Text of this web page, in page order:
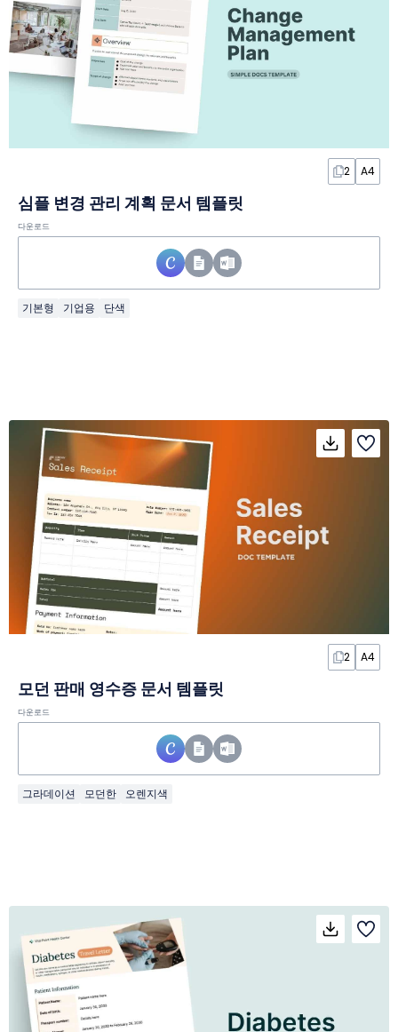
2 A4
심플 변경 관리 계획 문서 템플릿
다운로드
기본형 기업용 단색
2 A4
모던 판매 영수증 문서 템플릿
다운로드
그라데이션 모던한 오렌지색